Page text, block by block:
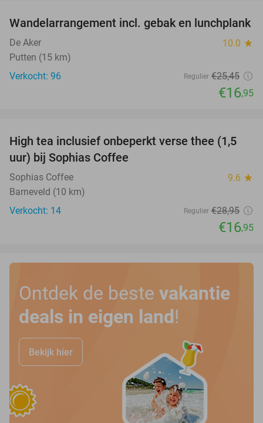
33%
Wandelarrangement incl. gebak en lunchplank
De Aker 10.0 star
Putten (15 km)
Verkocht: 96
Regulier €25,45
€16,95
41%
High tea inclusief onbeperkt verse thee (1,5
uur) bij Sophias Coffee
Sophias Coffee 9.6 star
Barneveld (10 km)
Verkocht: 14
Regulier €28,95
€16,95
Ontdek de beste vakantie
deals in eigen land !
Bekijk hier